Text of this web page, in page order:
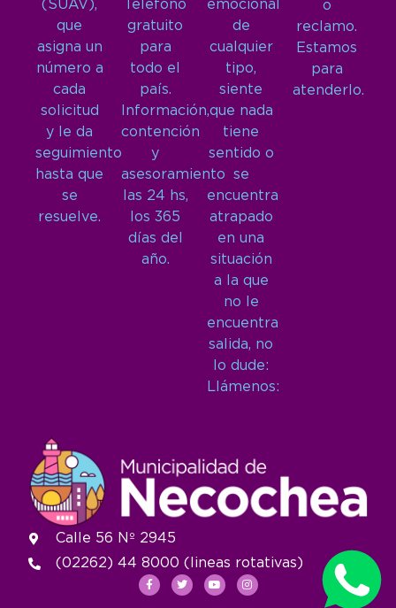
(SUAV),
que
asigna un
número a
cada
solicitud
y le da
seguimiento
hasta que
se
resuelve.
Teléfono
gratuito
para
todo el
país.
Información,
contención
y
asesoramiento
las 24 hs,
los 365
días del
año.
emocional
de
cualquier
tipo,
siente
que nada
tiene
sentido o
se
encuentra
atrapado
en una
situación
a la que
no le
encuentra
salida, no
lo dude:
Llámenos:
o
reclamo.
Estamos
para
atenderlo.
Calle 56 Nº 2945
(02262) 44 8000 (lineas rotativas)